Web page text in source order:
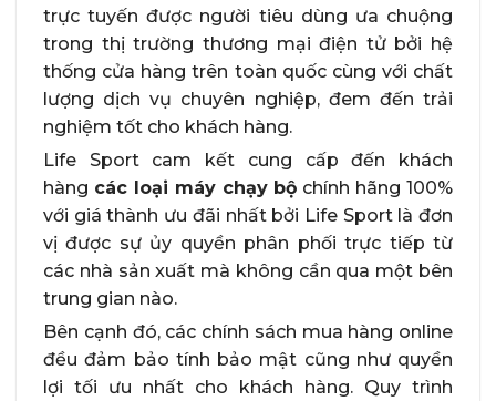
trực tuyến được người tiêu dùng ưa chuộng
trong thị trường thương mại điện tử bởi hệ
thống cửa hàng trên toàn quốc cùng với chất
lượng dịch vụ chuyên nghiệp, đem đến trải
nghiệm tốt cho khách hàng.
Life Sport cam kết cung cấp đến khách
hàng các loại máy chạy bộ chính hãng 100%
với giá thành ưu đãi nhất bởi Life Sport là đơn
vị được sự ủy quyền phân phối trực tiếp từ
các nhà sản xuất mà không cần qua một bên
trung gian nào.
Bên cạnh đó, các chính sách mua hàng online
đều đảm bảo tính bảo mật cũng như quyền
lợi tối ưu nhất cho khách hàng. Quy trình